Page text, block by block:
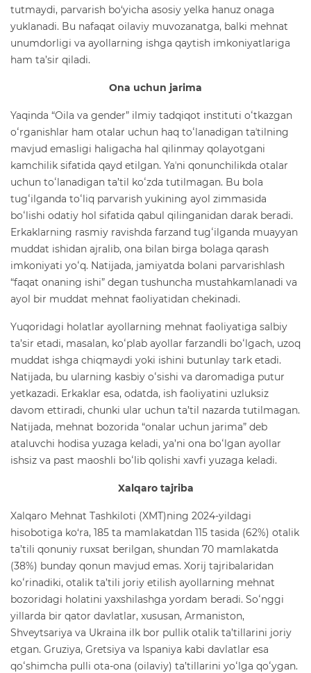
tutmaydi, parvarish bo‘yicha asosiy yelka hanuz onaga
yuklanadi. Bu nafaqat oilaviy muvozanatga, balki mehnat
unumdorligi va ayollarning ishga qaytish imkoniyatlariga
ham ta’sir qiladi.
Ona uchun jarima
Yaqinda “Oila va gender” ilmiy tadqiqot instituti oʻtkazgan
oʻrganishlar ham otalar uchun haq toʻlanadigan taʼtilning
mavjud emasligi haligacha hal qilinmay qolayotgani
kamchilik sifatida qayd etilgan. Yaʼni qonunchilikda otalar
uchun toʻlanadigan ta’til koʻzda tutilmagan. Bu bola
tugʻilganda toʻliq parvarish yukining ayol zimmasida
boʻlishi odatiy hol sifatida qabul qilinganidan darak beradi.
Erkaklarning rasmiy ravishda farzand tugʻilganda muayyan
muddat ishidan ajralib, ona bilan birga bolaga qarash
imkoniyati yoʻq. Natijada, jamiyatda bolani parvarishlash
“faqat onaning ishi” degan tushuncha mustahkamlanadi va
ayol bir muddat mehnat faoliyatidan chekinadi.
Yuqoridagi holatlar ayollarning mehnat faoliyatiga salbiy
ta’sir etadi, masalan, koʻplab ayollar farzandli boʻlgach, uzoq
muddat ishga chiqmaydi yoki ishini butunlay tark etadi.
Natijada, bu ularning kasbiy oʻsishi va daromadiga putur
yetkazadi. Erkaklar esa, odatda, ish faoliyatini uzluksiz
davom ettiradi, chunki ular uchun ta’til nazarda tutilmagan.
Natijada, mehnat bozorida “onalar uchun jarima” deb
ataluvchi hodisa yuzaga keladi, ya’ni ona boʻlgan ayollar
ishsiz va past maoshli boʻlib qolishi xavfi yuzaga keladi.
Xalqaro tajriba
Xalqaro Mehnat Tashkiloti (XMT)ning 2024-yildagi
hisobotiga ko‘ra, 185 ta mamlakatdan 115 tasida (62%) otalik
ta’tili qonuniy ruxsat berilgan, shundan 70 mamlakatda
(38%) bunday qonun mavjud emas. Xorij tajribalaridan
koʻrinadiki, otalik ta’tili joriy etilish ayollarning mehnat
bozoridagi holatini yaxshilashga yordam beradi. Soʻnggi
yillarda bir qator davlatlar, xususan, Armaniston,
Shveytsariya va Ukraina ilk bor pullik otalik ta’tillarini joriy
etgan. Gruziya, Gretsiya va Ispaniya kabi davlatlar esa
qoʻshimcha pulli ota-ona (oilaviy) ta’tillarini yoʻlga qoʻygan.